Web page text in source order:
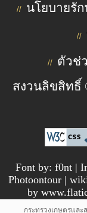
// นโยบายรั
//
// ตัวช่
สงวนลิขสิทธิ์
Font by: f0nt |
Photoontour |
by
กระทรวงเกษตรแล